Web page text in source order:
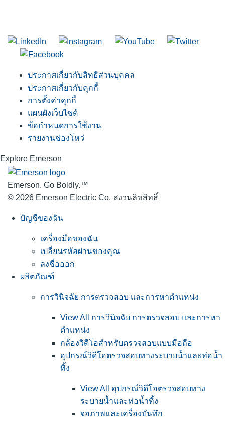
ประกาศเกี่ยวกับสิทธิส่วนบุคคล
ประกาศเกี่ยวกับคุกกี้
การตั้งค่าคุกกี้
แผนผังเว็บไซต์
ข้อกำหนดการใช้งาน
รายงานช่องโหว่
Explore Emerson
Emerson. Go Boldly.™
© 2026 Emerson Electric Co. สงวนลิขสิทธิ์
บัญชีของฉัน
เครื่องมือของฉัน
เปลี่ยนรหัสผ่านของคุณ
ลงชื่อออก
ผลิตภัณฑ์
การวินิจฉัย การตรวจสอบ และการหาตำแหน่ง
View All การวินิจฉัย การตรวจสอบ และการหา
ตำแหน่ง
กล้องวิดีโอสำหรับตรวจสอบแบบมือถือ
อุปกรณ์วิดีโอตรวจสอบทางระบายน้ำและท่อน้ำ
ทิ้ง
View All อุปกรณ์วิดีโอตรวจสอบทาง
ระบายน้ำและท่อน้ำทิ้ง
จอภาพและเครื่องบันทึก